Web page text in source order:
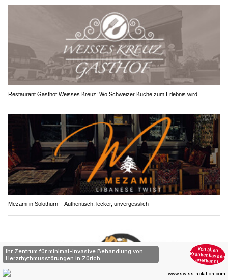
Restaurant Gasthof Weisses Kreuz: Wo Schweizer Küche zum Erlebnis wird
Mezami in Solothurn – Authentisch, lecker, unvergesslich